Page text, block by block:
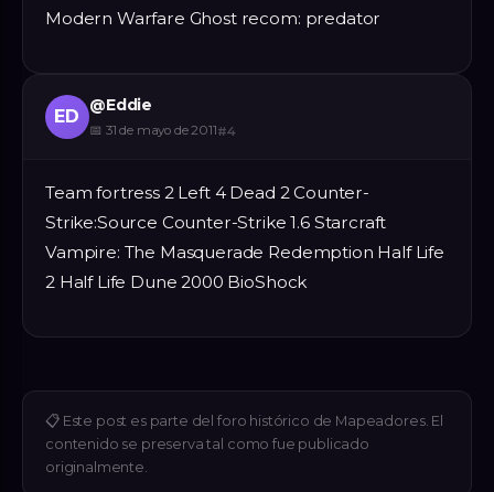
Modern Warfare Ghost recom: predator
ED
@Eddie
📅 31 de mayo de 2011#4
Team fortress 2 Left 4 Dead 2 Counter-
Strike:Source Counter-Strike 1.6 Starcraft
Vampire: The Masquerade Redemption Half Life
2 Half Life Dune 2000 BioShock
📋 Este post es parte del foro histórico de Mapeadores. El
contenido se preserva tal como fue publicado
originalmente.